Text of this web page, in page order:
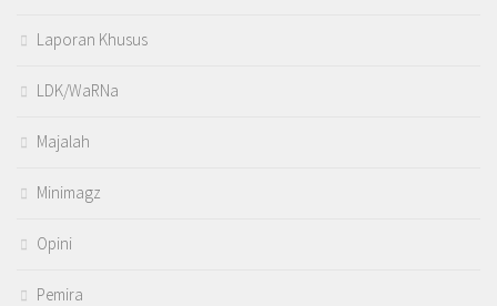
Laporan Khusus
LDK/WaRNa
Majalah
Minimagz
Opini
Pemira